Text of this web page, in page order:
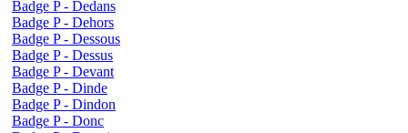
Badge P - Dedans
Badge P - Dehors
Badge P - Dessous
Badge P - Dessus
Badge P - Devant
Badge P - Dinde
Badge P - Dindon
Badge P - Donc